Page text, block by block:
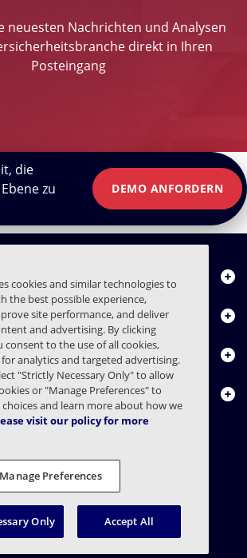
neuesten Nachrichten und Analysen
direkt in Ihren
Posteingang
die
zu
DEMO ANFORDERN
Recht
Datenschutz
- 2026 Mimecast Services Limited
cookies and similar technologies to
the best possible experience,
site performance, and deliver
and advertising. By clicking
consent to the use of all cookies,
analytics and targeted advertising.
"Strictly Necessary Only" to allow
or "Manage Preferences" to
and learn more about how we
visit our policy for more
Manage Preferences
Only Accept All